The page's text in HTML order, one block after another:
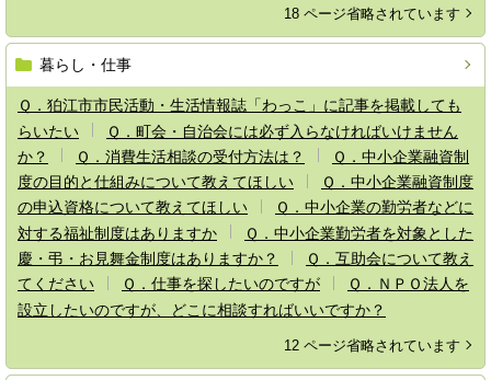
18 ページ省略されています
暮らし・仕事
Ｑ．狛江市市民活動・生活情報誌「わっこ」に記事を掲載しても
らいたい
Ｑ．町会・自治会には必ず入らなければいけません
か？
Ｑ．消費生活相談の受付方法は？
Ｑ．中小企業融資制
度の目的と仕組みについて教えてほしい
Ｑ．中小企業融資制度
の申込資格について教えてほしい
Ｑ．中小企業の勤労者などに
対する福祉制度はありますか
Ｑ．中小企業勤労者を対象とした
慶・弔・お見舞金制度はありますか？
Ｑ．互助会について教え
てください
Ｑ．仕事を探したいのですが
Ｑ．ＮＰＯ法人を
設立したいのですが、どこに相談すればいいですか？
12 ページ省略されています